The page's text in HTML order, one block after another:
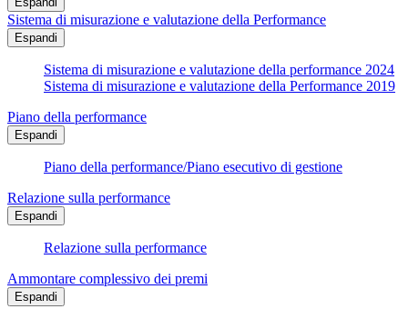
Sistema di misurazione e valutazione della Performance
Espandi
Sistema di misurazione e valutazione della performance 2024
Sistema di misurazione e valutazione della Performance 2019
Piano della performance
Espandi
Piano della performance/Piano esecutivo di gestione
Relazione sulla performance
Espandi
Relazione sulla performance
Ammontare complessivo dei premi
Espandi